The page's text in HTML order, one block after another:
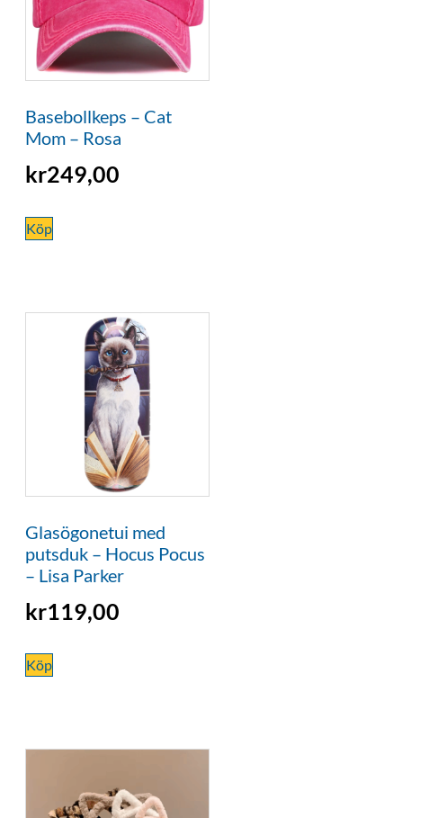
Basebollkeps – Cat
Mom – Rosa
kr249,00
Köp
Glasögonetui med
putsduk – Hocus Pocus
– Lisa Parker
kr119,00
Köp